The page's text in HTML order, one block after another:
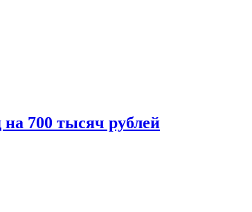
700 тысяч рублей